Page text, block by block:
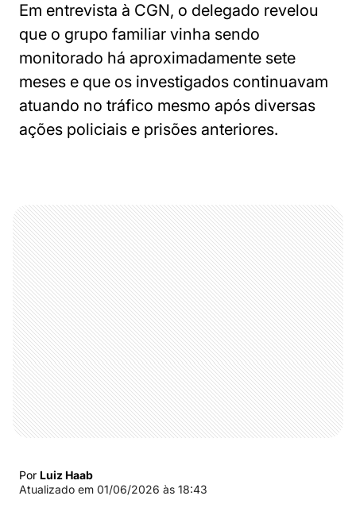
Em entrevista à CGN, o delegado revelou
que o grupo familiar vinha sendo
monitorado há aproximadamente sete
meses e que os investigados continuavam
atuando no tráfico mesmo após diversas
ações policiais e prisões anteriores.
Por Luiz Haab
Atualizado em 01/06/2026 às 18:43